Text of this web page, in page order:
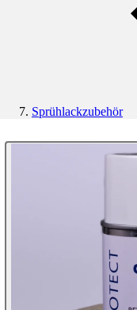
Sprühlackzubehör